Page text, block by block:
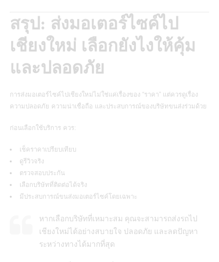
สรุป: ส่งมอเตอร์ไซค์ไป
เชียงใหม่ เลือกยังไงให้คุ้ม
และปลอดภัย
การส่งมอเตอร์ไซค์ไปเชียงใหม่ไม่ใช่แค่เรื่องของ “ราคา” แต่ควรดูเรื่อง
ความปลอดภัย ความน่าเชื่อถือ และประสบการณ์ของบริษัทขนส่งร่วมด้วย
ก่อนเลือกใช้บริการ ควร:
เช็คราคาเปรียบเทียบ
ดูรีวิวจริง
ตรวจสอบประกัน
เลือกบริษัทที่ติดต่อได้จริง
มีประสบการณ์ขนส่งมอเตอร์ไซค์โดยเฉพาะ
หากเลือกบริษัทที่เหมาะสม คุณจะสามารถส่งรถไป
เชียงใหม่ได้อย่างสบายใจ ปลอดภัย และลดปัญหา
ระหว่างทางได้มากที่สุด